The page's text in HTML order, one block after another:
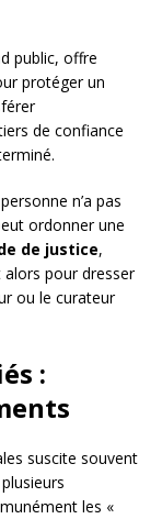
public, offre
protéger un
de confiance
n’a pas
ordonner une
de justice,
pour dresser
ou le curateur
:
suscite souvent
les «